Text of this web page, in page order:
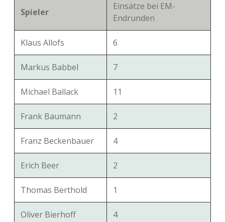
Spieler
Einsätze bei EM-
Endrunden
Klaus Allofs 6
Markus Babbel 7
Michael Ballack 11
Frank Baumann 2
Franz Beckenbauer 4
Erich Beer 2
Thomas Berthold 1
Oliver Bierhoff 4